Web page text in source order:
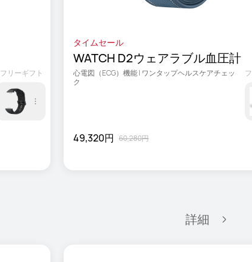
フリーギフト
タイムセール
WATCH D2ウェアラブル血圧計
心電図（ECG）機能 | ワンタップヘルスケアチェッ
ク
49,320円 60,280円
詳細